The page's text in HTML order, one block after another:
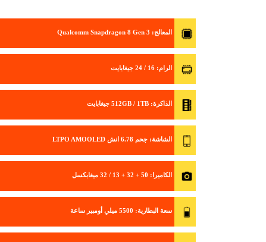
المعالج: Qualcomm Snapdragon 8 Gen 3
الرام: 16 / 24 جيغابايت
الذاكرة: 512GB / 1TB جيغابايت
الشاشة: جحم 6.78 انش LTPO AMOOLED
الكاميرا: 50 + 32 + 13 / 32 ميغابكسل
سعة البطارية: 5500 ميلي أومبير ساعة